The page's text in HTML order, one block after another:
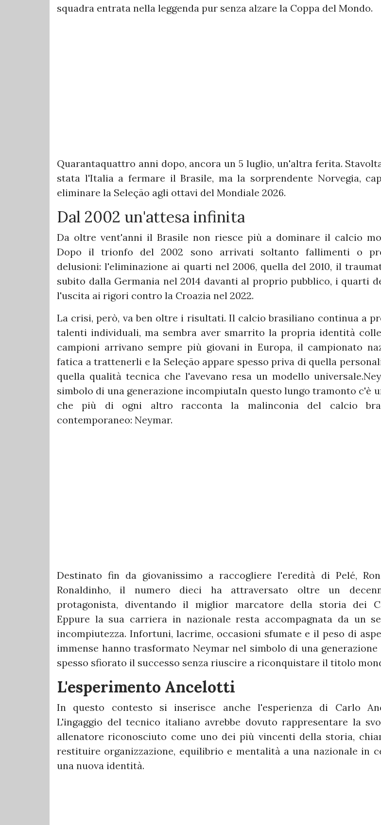
squadra entrata nella leggenda pur senza alzare la Coppa del Mondo.
Quarantaquattro anni dopo, ancora un 5 luglio, un'altra ferita.
stata l'Italia a fermare il Brasile, ma la sorprendente Norvegia,
eliminare la Seleção agli ottavi del Mondiale 2026.
Dal 2002 un'attesa infinita
Da oltre vent'anni il Brasile non riesce più a dominare il calcio
Dopo il trionfo del 2002 sono arrivati soltanto fallimenti o
delusioni: l'eliminazione ai quarti nel 2006, quella del 2010, il
subito dalla Germania nel 2014 davanti al proprio pubblico, i quarti
l'uscita ai rigori contro la Croazia nel 2022.
La crisi, però, va ben oltre i risultati. Il calcio brasiliano continua a
talenti individuali, ma sembra aver smarrito la propria identità
campioni arrivano sempre più giovani in Europa, il campionato
fatica a trattenerli e la Seleção appare spesso priva di quella
quella qualità tecnica che l'avevano resa un modello
simbolo di una generazione incompiutaIn questo lungo tramonto c'è
che più di ogni altro racconta la malinconia del calcio
contemporaneo: Neymar.
Destinato fin da giovanissimo a raccogliere l'eredità di Pelé,
Ronaldinho, il numero dieci ha attraversato oltre un
protagonista, diventando il miglior marcatore della storia dei
Eppure la sua carriera in nazionale resta accompagnata da un
incompiutezza. Infortuni, lacrime, occasioni sfumate e il peso di
immense hanno trasformato Neymar nel simbolo di una generazione
spesso sfiorato il successo senza riuscire a riconquistare il titolo
L'esperimento Ancelotti
In questo contesto si inserisce anche l'esperienza di Carlo
L'ingaggio del tecnico italiano avrebbe dovuto rappresentare la
allenatore riconosciuto come uno dei più vincenti della storia,
restituire organizzazione, equilibrio e mentalità a una nazionale in
una nuova identità.